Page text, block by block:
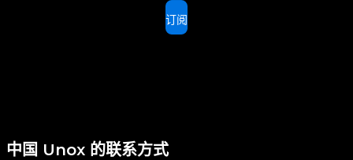
订阅
中国 Unox 的联系方式